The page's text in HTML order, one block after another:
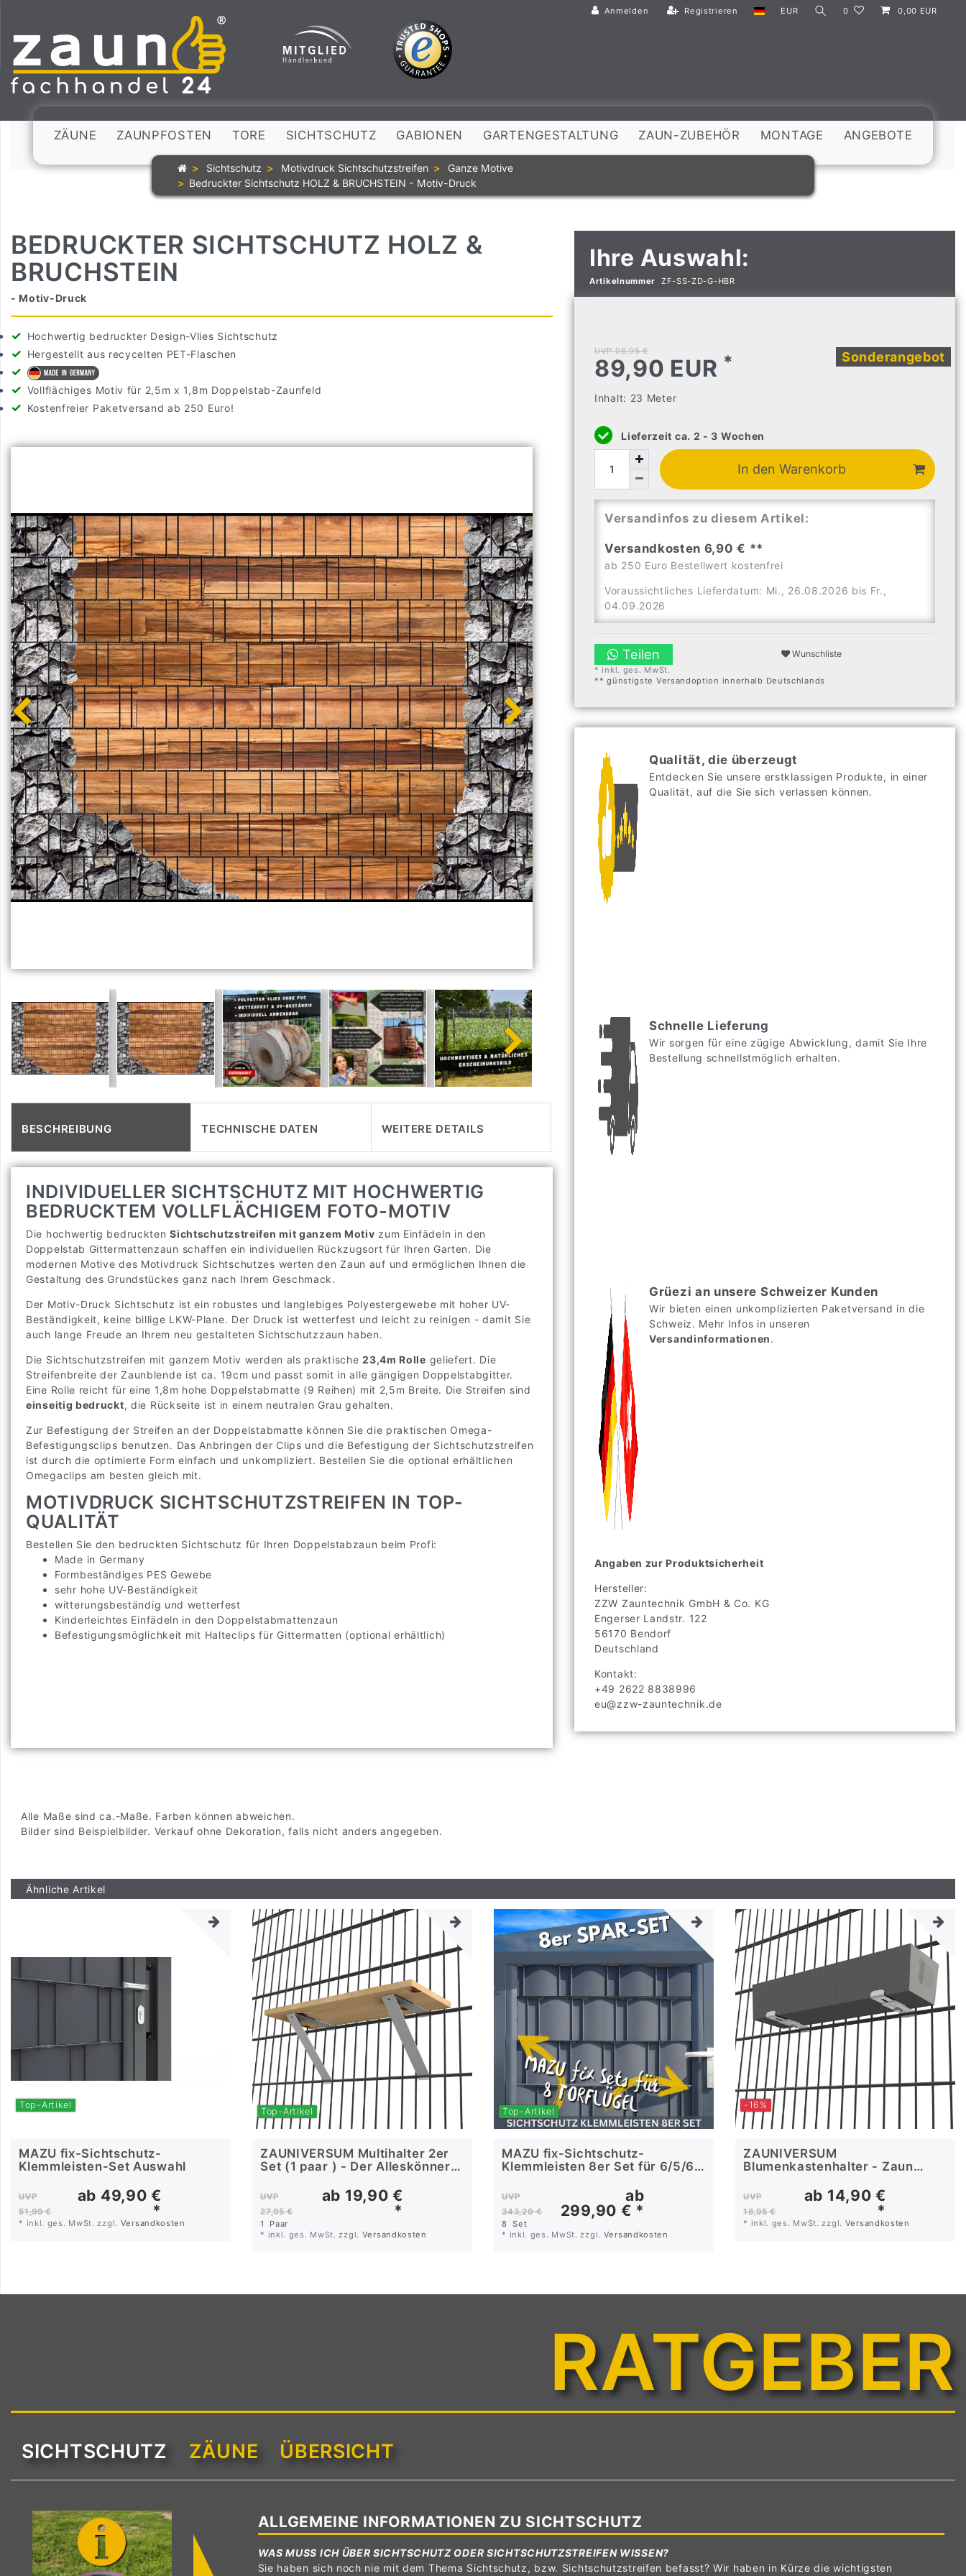
Anmelden Registrieren EUR 0 0,00 EUR
ZÄUNE ZAUNPFOSTEN TORE SICHTSCHUTZ GABIONEN GARTENGESTALTUNG ZAUN-ZUBEHÖR MONTAGE ANGEBOTE
Sichtschutz Motivdruck Sichtschutzstreifen
Ganze Motive
Bedruckter Sichtschutz HOLZ & BRUCHSTEIN - Motiv-Druck
BEDRUCKTER SICHTSCHUTZ HOLZ &
BRUCHSTEIN
- Motiv-Druck
Hochwertig bedruckter Design-Vlies Sichtschutz
Hergestellt aus recycelten PET-Flaschen
Vollflächiges Motiv für 2,5m x 1,8m Doppelstab-Zaunfeld
Kostenfreier Paketversand ab 250 Euro!
BESCHREIBUNG TECHNISCHE DATEN WEITERE DETAILS
INDIVIDUELLER SICHTSCHUTZ MIT HOCHWERTIG
BEDRUCKTEM VOLLFLÄCHIGEM FOTO-MOTIV
Die hochwertig bedrucktenSichtschutzstreifen mit ganzem Motiv zum Einfädeln in den
Doppelstab Gittermattenzaun schaffen ein individuellen Rückzugsort für Ihren Garten. Die
modernen Motive des Motivdruck Sichtschutzes werten den Zaun auf und ermöglichen Ihnen die
Gestaltung des Grundstückes ganz nach Ihrem Geschmack.
Der Motiv-Druck Sichtschutz ist ein robustes und langlebiges Polyestergewebe mit hoher UV-
Beständigkeit, keine billige LKW-Plane. Der Druck ist wetterfest und leicht zu reinigen - damit Sie
auch lange Freude an Ihrem neu gestalteten Sichtschutzzaun haben.
Die Sichtschutzstreifen mit ganzem Motiv werden als praktische23,4m Rolle geliefert. Die
Streifenbreite der Zaunblende ist ca. 19cm und passt somit in alle gängigen Doppelstabgitter.
Eine Rolle reicht für eine 1,8m hohe Doppelstabmatte (9 Reihen) mit 2,5m Breite. Die Streifen sind
einseitig bedruckt, die Rückseite ist in einem neutralen Grau gehalten.
Zur Befestigung der Streifen an der Doppelstabmatte können Sie die praktischen Omega-
Befestigungsclips benutzen. Das Anbringen der Clips und die Befestigung der Sichtschutzstreifen
ist durch die optimierte Form einfach und unkompliziert. Bestellen Sie die optional erhältlichen
Omegaclips am besten gleich mit.
MOTIVDRUCK SICHTSCHUTZSTREIFEN IN TOP-
QUALITÄT
Bestellen Sie den bedruckten Sichtschutz für Ihren Doppelstabzaun beim Profi:
Made in Germany
Formbeständiges PES Gewebe
sehr hohe UV-Beständigkeit
witterungsbeständig und wetterfest
Kinderleichtes Einfädeln in den Doppelstabmattenzaun
Befestigungsmöglichkeit mit Halteclips für Gittermatten (optional erhältlich)
Ihre Auswahl:
Artikelnummer ZF-SS-ZD-G-HBR
UVP 98,95 €
89,90 EUR *
Inhalt: 23 Meter
Sonderangebot
Lieferzeit ca. 2 - 3 Wochen
In den Warenkorb
Versandinfos zu diesem Artikel:
Versandkosten 6,90 € **
ab 250 Euro Bestellwert kostenfrei
Voraussichtliches Lieferdatum: Mi., 26.08.2026 bis Fr.,
04.09.2026
Teilen Wunschliste
* inkl. ges. MwSt.
** günstigste Versandoption innerhalb Deutschlands
Qualität, die überzeugt
Entdecken Sie unsere erstklassigen Produkte, in einer
Qualität, auf die Sie sich verlassen können.
Schnelle Lieferung
Wir sorgen für eine zügige Abwicklung, damit Sie Ihre
Bestellung schnellstmöglich erhalten.
Grüezi an unsere Schweizer Kunden
Wir bieten einen unkomplizierten Paketversand in die
Schweiz. Mehr Infos in unseren
Versandinformationen.
Angaben zur Produktsicherheit
Hersteller:
ZZW Zauntechnik GmbH & Co. KG
Engerser Landstr. 122
56170 Bendorf
Deutschland
Kontakt:
+49 2622 8838996
eu@zzw-zauntechnik.de
Alle Maße sind ca.-Maße. Farben können abweichen.
Bilder sind Beispielbilder. Verkauf ohne Dekoration, falls nicht anders angegeben.
Ähnliche Artikel
Top-Artikel
MAZU fix-Sichtschutz-
Klemmleisten-Set Auswahl
UVP
51,99 €
ab 49,90 €
*
* inkl. ges. MwSt. zzgl. Versandkosten
Top-Artikel
ZAUNIVERSUM Multihalter 2er
Set (1 paar ) - Der Alleskönner
UVP
27,95 €
ab 19,90 €
*
1
Paar
* inkl. ges. MwSt. zzgl. Versandkosten
Top-Artikel
MAZU fix-Sichtschutz-
Klemmleisten 8er Set für 6/5/6
UVP
343,20 €
ab
299,90 € *
8
Set
* inkl. ges. MwSt. zzgl. Versandkosten
-16%
ZAUNIVERSUM
Blumenkastenhalter - Zaun
UVP
18,95 €
ab 14,90 €
*
* inkl. ges. MwSt. zzgl. Versandkosten
RATGEBER
SICHTSCHUTZ ZÄUNE ÜBERSICHT
ALLGEMEINE INFORMATIONEN ZU SICHTSCHUTZ
WAS MUSS ICH ÜBER SICHTSCHUTZ ODER SICHTSCHUTZSTREIFEN WISSEN?
Sie haben sich noch nie mit dem Thema Sichtschutz, bzw. Sichtschutzstreifen befasst? Wir haben in Kürze die wichtigsten